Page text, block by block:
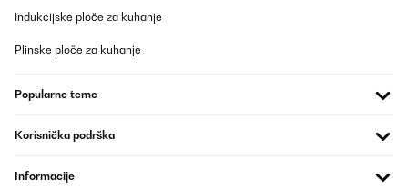
- Serious cooling power for the price — chills a 30m² room no
- App control + WiFi works well from Cheltenham to phone
- Comes with decent window kit + remote
- No condensation tank level indicator (just a red light when it’s
Indukcijske ploče za kuhanje
Plinske ploče za kuhanje
Popularne teme
Korisnička podrška
Informacije